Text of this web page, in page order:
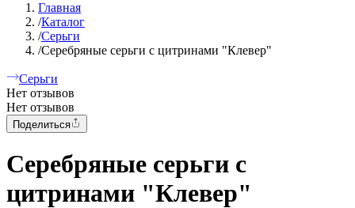
Главная
/Каталог
/Серьги
/Серебряные серьги с цитринами "Клевер"
Серьги
Нет отзывов
Нет отзывов
Поделиться
Серебряные серьги с
цитринами "Клевер"